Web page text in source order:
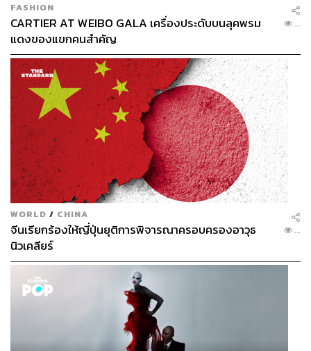
FASHION
CARTIER AT WEIBO GALA เครื่องประดับบนลุคพรม
แดงของแขกคนสำคัญ
...
WORLD / CHINA
จีนเรียกร้องให้ญี่ปุ่นยุติการพิจารณาครอบครองอาวุธ
นิวเคลียร์
...